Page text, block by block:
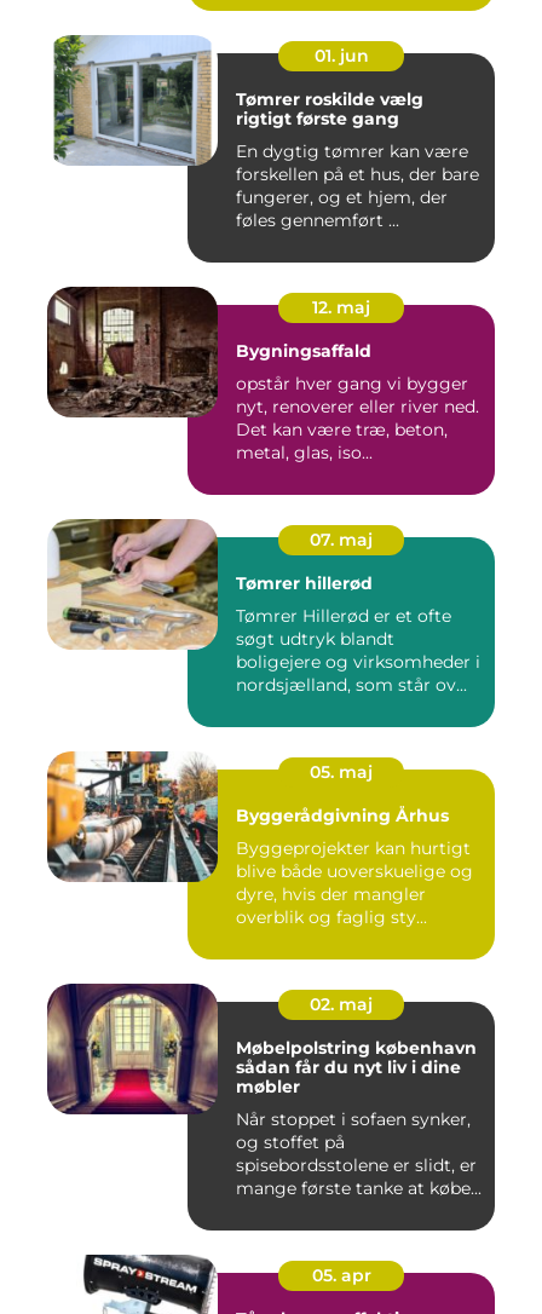
01. jun
Tømrer roskilde vælg
rigtigt første gang
En dygtig tømrer kan være
forskellen på et hus, der bare
fungerer, og et hjem, der
føles gennemført ...
12. maj
Bygningsaffald
opstår hver gang vi bygger
nyt, renoverer eller river ned.
Det kan være træ, beton,
metal, glas, iso...
07. maj
Tømrer hillerød
Tømrer Hillerød er et ofte
søgt udtryk blandt
boligejere og virksomheder i
nordsjælland, som står ov...
05. maj
Byggerådgivning Århus
Byggeprojekter kan hurtigt
blive både uoverskuelige og
dyre, hvis der mangler
overblik og faglig sty...
02. maj
Møbelpolstring københavn
sådan får du nyt liv i dine
møbler
Når stoppet i sofaen synker,
og stoffet på
spisebordsstolene er slidt, er
mange første tanke at købe...
05. apr